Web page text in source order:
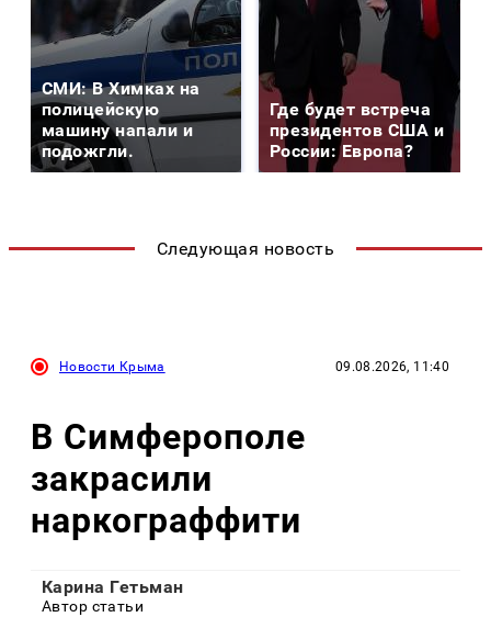
СМИ: В Химках на
полицейскую
машину напали и
подожгли.
Где будет встреча
президентов США и
России: Европа?
Следующая новость
Новости Крыма 09.08.2026, 11:40
В Симферополе
закрасили
наркограффити
Карина Гетьман
Автор статьи